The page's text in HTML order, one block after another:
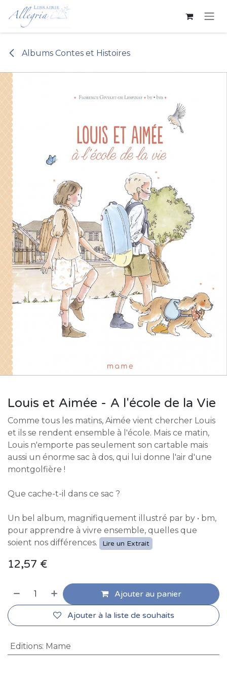
Se rendre au contenu
Albums Contes et Histoires
Louis et Aimée - A l'école de la Vie
Comme tous les matins, Aimée vient chercher Louis
et ils se rendent ensemble à l'école. Mais ce matin,
Louis n'emporte pas seulement son cartable mais
aussi un énorme sac à dos, qui lui donne l'air d'une
montgolfière !
Que cache-t-il dans ce sac ?
Un bel album, magnifiquement illustré par by • bm,
pour apprendre à vivre ensemble, quelles que
soient nos différences.
Lire un Extrait
12,57 €
Ajouter au panier
Ajouter à la liste de souhaits
Editions: Mame